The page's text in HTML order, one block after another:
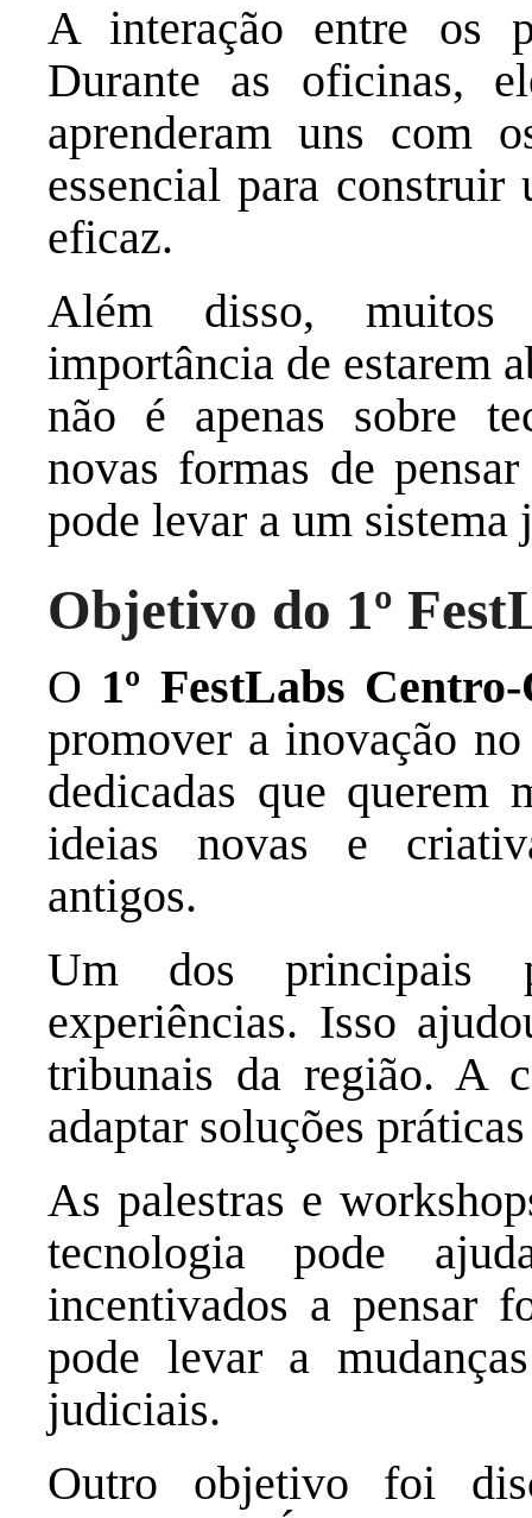
A interação entre os
Durante as oficinas,
aprenderam uns com
essencial para
eficaz.
Além disso, muitos
importância de estarem
não é apenas sobre
novas formas de
pode levar a um
Objetivo do 1º
O 1º FestLabs Centro-
promover a inovação
dedicadas que querem
ideias novas e
antigos.
Um dos principais
experiências. Isso
tribunais da região. A
adaptar soluções
As palestras e
tecnologia pode
incentivados a pensar
pode levar a
judiciais.
Outro objetivo foi